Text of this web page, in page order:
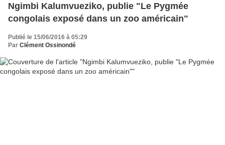
Ngimbi Kalumvueziko, publie "Le Pygmée
congolais exposé dans un zoo américain"
Publié le 15/06/2016 à 05:29
Par Clément Ossinondé